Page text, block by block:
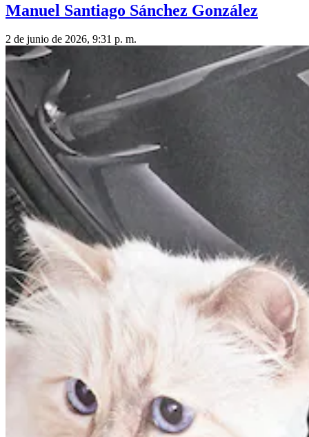
Manuel Santiago Sánchez González
2 de junio de 2026, 9:31 p. m.